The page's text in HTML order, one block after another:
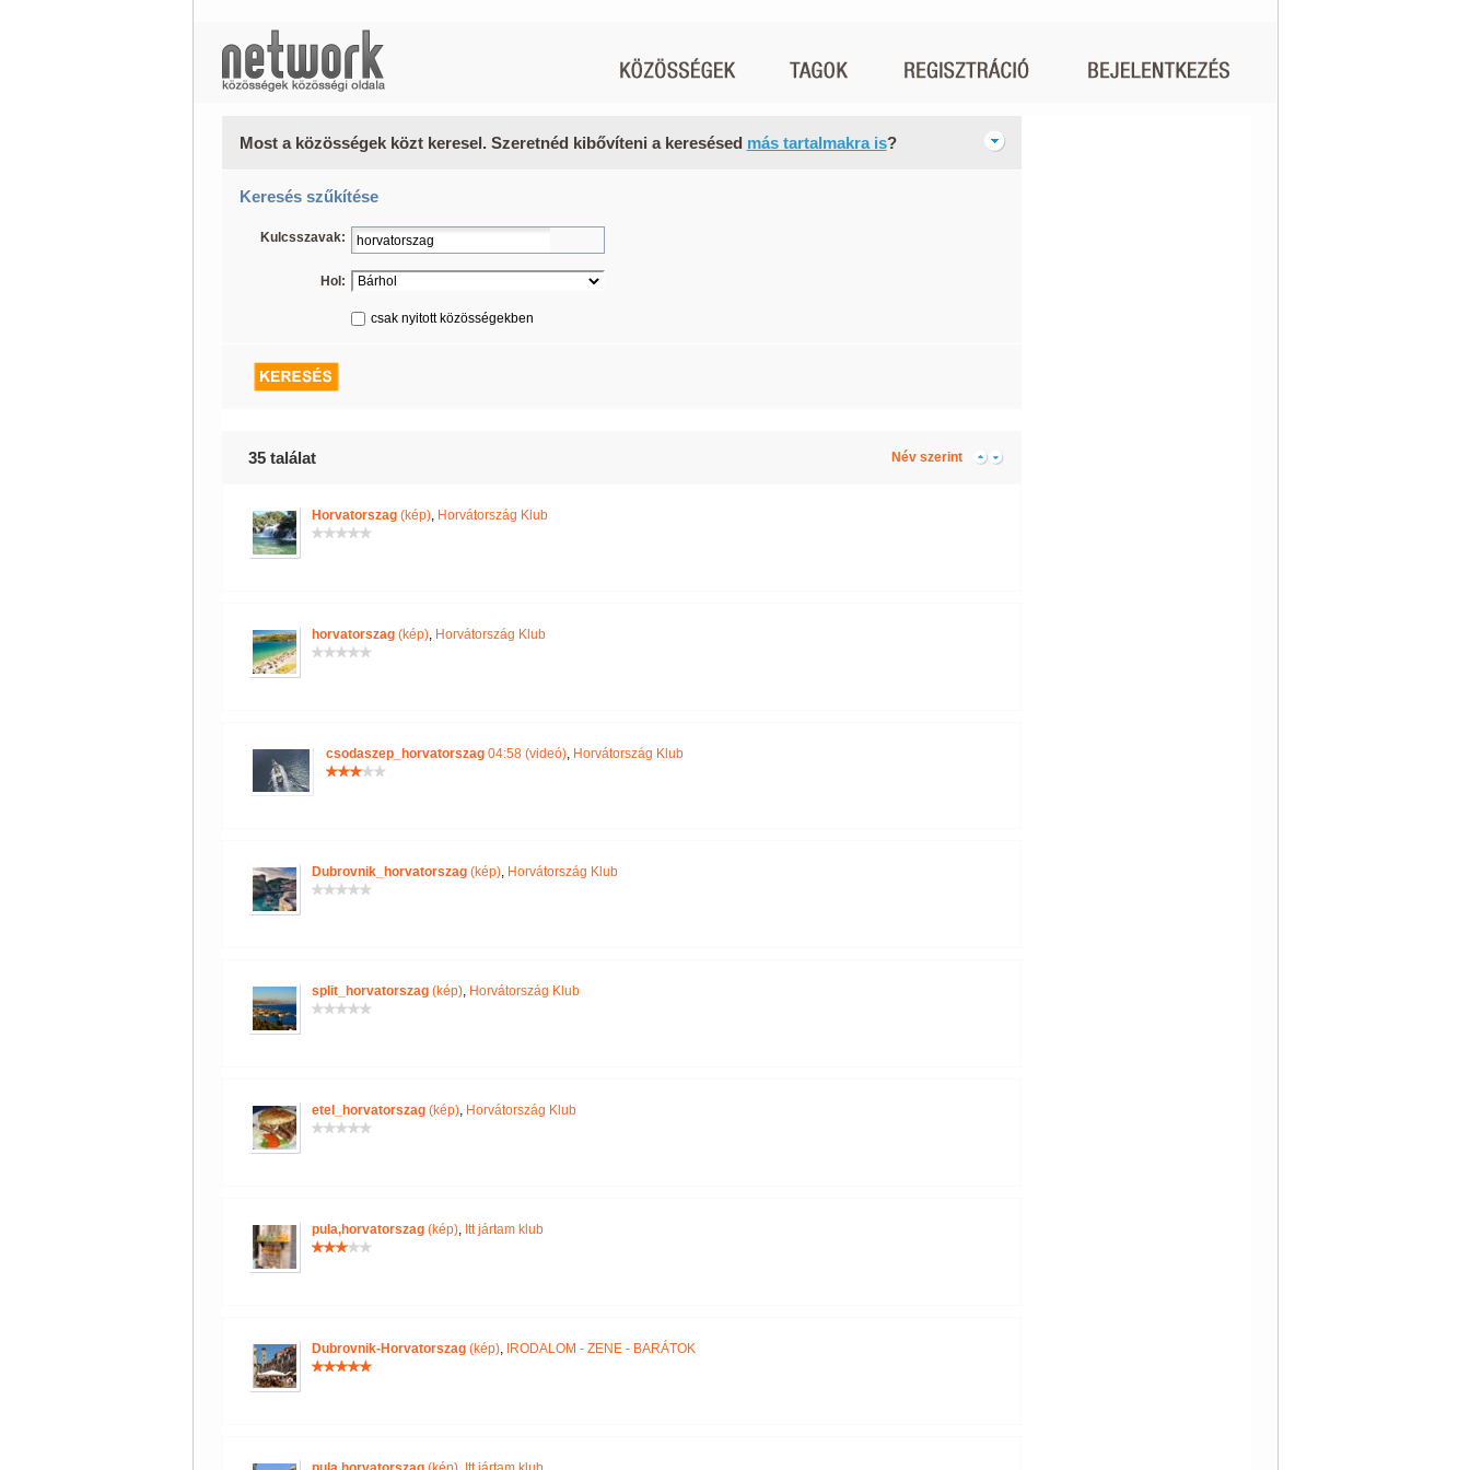
Most a közösségek közt keresel. Szeretnéd kibővíteni a keresésed más tartalmakra is?
Keresés szűkítése
Kulcsszavak:
Hol:
csak nyitott közösségekben
35 találat Név szerint
Horvatorszag(kép), Horvátország Klub
horvatorszag(kép), Horvátország Klub
csodaszep_horvatorszag04:58 (videó), Horvátország Klub
Dubrovnik_horvatorszag(kép), Horvátország Klub
split_horvatorszag(kép), Horvátország Klub
etel_horvatorszag(kép), Horvátország Klub
pula,horvatorszag(kép), Itt jártam klub
Dubrovnik-Horvatorszag(kép), IRODALOM - ZENE - BARÁTOK